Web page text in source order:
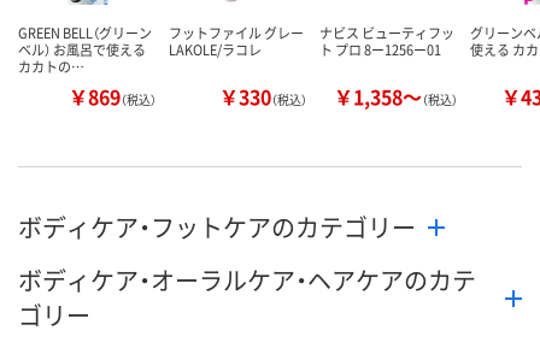
GREEN BELL（グリーン
ベル） お風呂で使える
カカトの…
￥869（税込）
フットファイル グレー
LAKOLE/ラコレ
￥330（税込）
ナビス ビューティフッ
ト プロ 8ー1256ー01
￥1,358～（税込）
グリーン
使える カ
￥
ボディケア・フットケアのカテゴリー
ボディケア・オーラルケア・ヘアケアのカテ
ゴリー